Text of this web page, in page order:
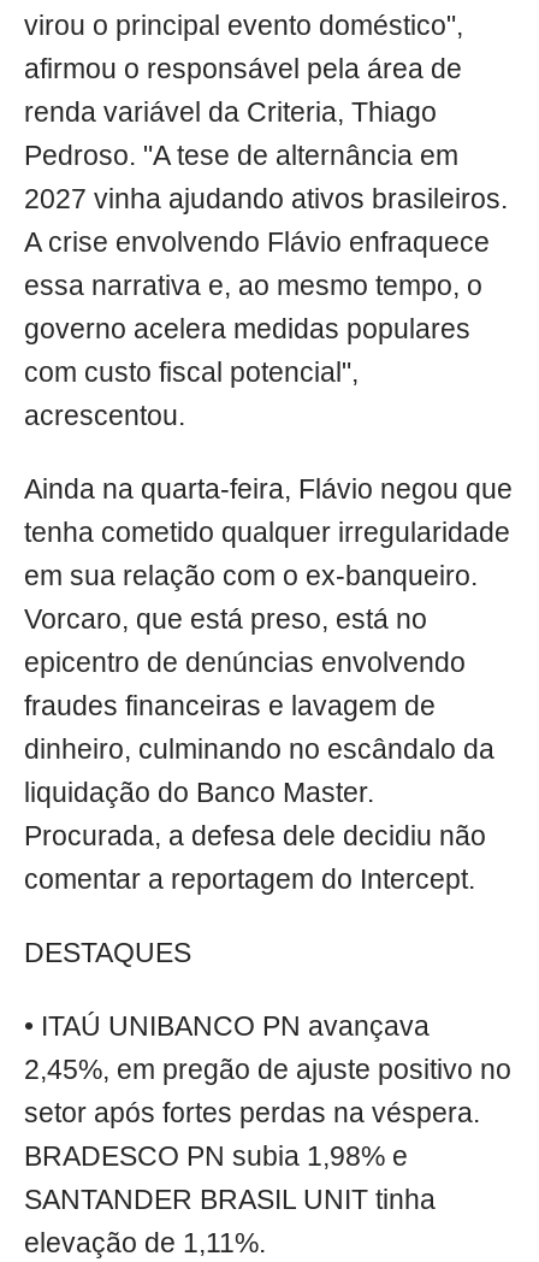
virou o principal evento doméstico",
afirmou o responsável pela área de
renda variável da Criteria, Thiago
Pedroso. "A tese de alternância em
2027 vinha ajudando ativos brasileiros.
A crise envolvendo Flávio enfraquece
essa narrativa e, ao mesmo tempo, o
governo acelera medidas populares
com custo fiscal potencial",
acrescentou.
Ainda na quarta-feira, Flávio negou que
tenha cometido qualquer irregularidade
em sua relação com o ex-banqueiro.
Vorcaro, que está preso, está no
epicentro de denúncias envolvendo
fraudes financeiras e lavagem de
dinheiro, culminando no escândalo da
liquidação do Banco Master.
Procurada, a defesa dele decidiu não
comentar a reportagem do Intercept.
DESTAQUES
• ITAÚ UNIBANCO PN avançava
2,45%, em pregão de ajuste positivo no
setor após fortes perdas na véspera.
BRADESCO PN subia 1,98% e
SANTANDER BRASIL UNIT tinha
elevação de 1,11%.